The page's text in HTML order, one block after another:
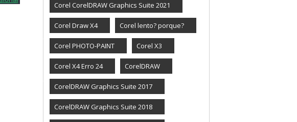
Corel CorelDRAW Graphics Suite 2021
Corel Draw X4 Corel lento? porque?
Corel PHOTO-PAINT Corel X3
Corel X4 Erro 24 CorelDRAW
CorelDRAW Graphics Suite 2017
CorelDRAW Graphics Suite 2018